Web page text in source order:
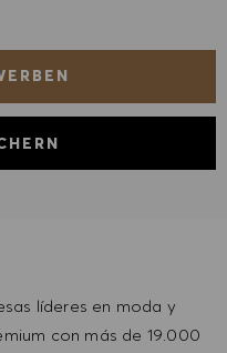
líderes en moda y
con más de 19.000